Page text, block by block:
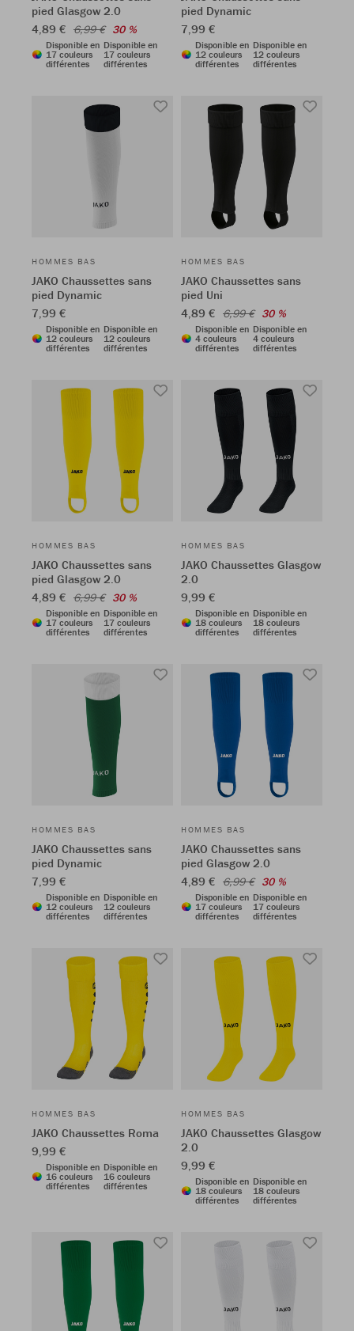
pied Glasgow 2.0
4,89 € 6,99 € 30 %
Disponible en
17 couleurs
différentes
Disponible en
17 couleurs
différentes
pied Dynamic
7,99 €
Disponible en
12 couleurs
différentes
Disponible en
12 couleurs
différentes
HOMMES BAS
JAKO Chaussettes sans
pied Dynamic
7,99 €
Disponible en
12 couleurs
différentes
Disponible en
12 couleurs
différentes
HOMMES BAS
JAKO Chaussettes sans
pied Uni
4,89 € 6,99 € 30 %
Disponible en
4 couleurs
différentes
Disponible en
4 couleurs
différentes
HOMMES BAS
JAKO Chaussettes sans
pied Glasgow 2.0
4,89 € 6,99 € 30 %
Disponible en
17 couleurs
différentes
Disponible en
17 couleurs
différentes
HOMMES BAS
JAKO Chaussettes Glasgow
2.0
9,99 €
Disponible en
18 couleurs
différentes
Disponible en
18 couleurs
différentes
HOMMES BAS
JAKO Chaussettes sans
pied Dynamic
7,99 €
Disponible en
12 couleurs
différentes
Disponible en
12 couleurs
différentes
HOMMES BAS
JAKO Chaussettes sans
pied Glasgow 2.0
4,89 € 6,99 € 30 %
Disponible en
17 couleurs
différentes
Disponible en
17 couleurs
différentes
HOMMES BAS
JAKO Chaussettes Roma
9,99 €
Disponible en
16 couleurs
différentes
Disponible en
16 couleurs
différentes
HOMMES BAS
JAKO Chaussettes Glasgow
2.0
9,99 €
Disponible en
18 couleurs
différentes
Disponible en
18 couleurs
différentes